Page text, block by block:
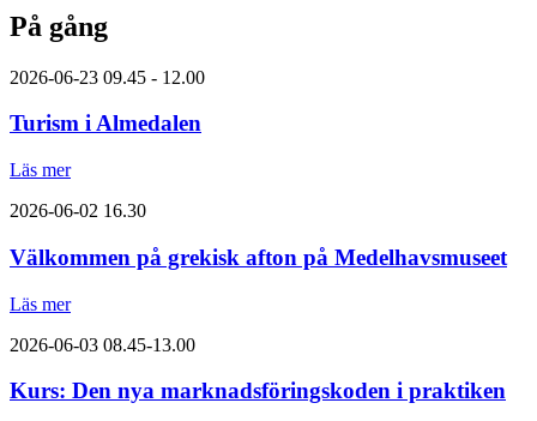
På gång
2026-06-23 09.45 - 12.00
Turism i Almedalen
Läs mer
2026-06-02 16.30
Välkommen på grekisk afton på Medelhavsmuseet
Läs mer
2026-06-03 08.45-13.00
Kurs: Den nya marknadsföringskoden i praktiken